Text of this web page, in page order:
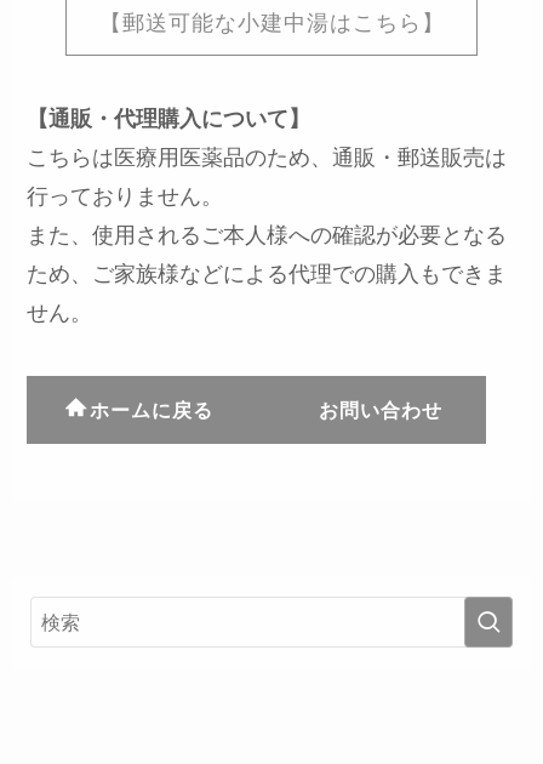
【郵送可能な小建中湯はこちら】
【通販・代理購入について】
こちらは医療用医薬品のため、通販・郵送販売は
行っておりません。
また、使用されるご本人様への確認が必要となる
ため、ご家族様などによる代理での購入もできま
せん。
ホームに戻る お問い合わせ